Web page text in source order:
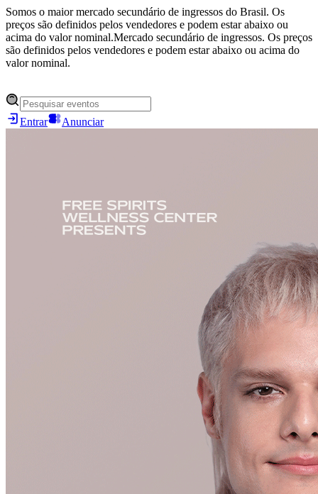
Somos o maior mercado secundário de ingressos do Brasil. Os
preços são definidos pelos vendedores e podem estar abaixo ou
acima do valor nominal.Mercado secundário de ingressos. Os preços
são definidos pelos vendedores e podem estar abaixo ou acima do
valor nominal.
Entrar Anunciar